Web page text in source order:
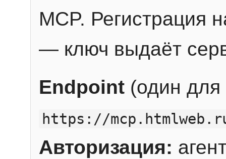
MCP. Регистрация
— ключ выдаёт
Endpoint (один для
https://
Авторизация: